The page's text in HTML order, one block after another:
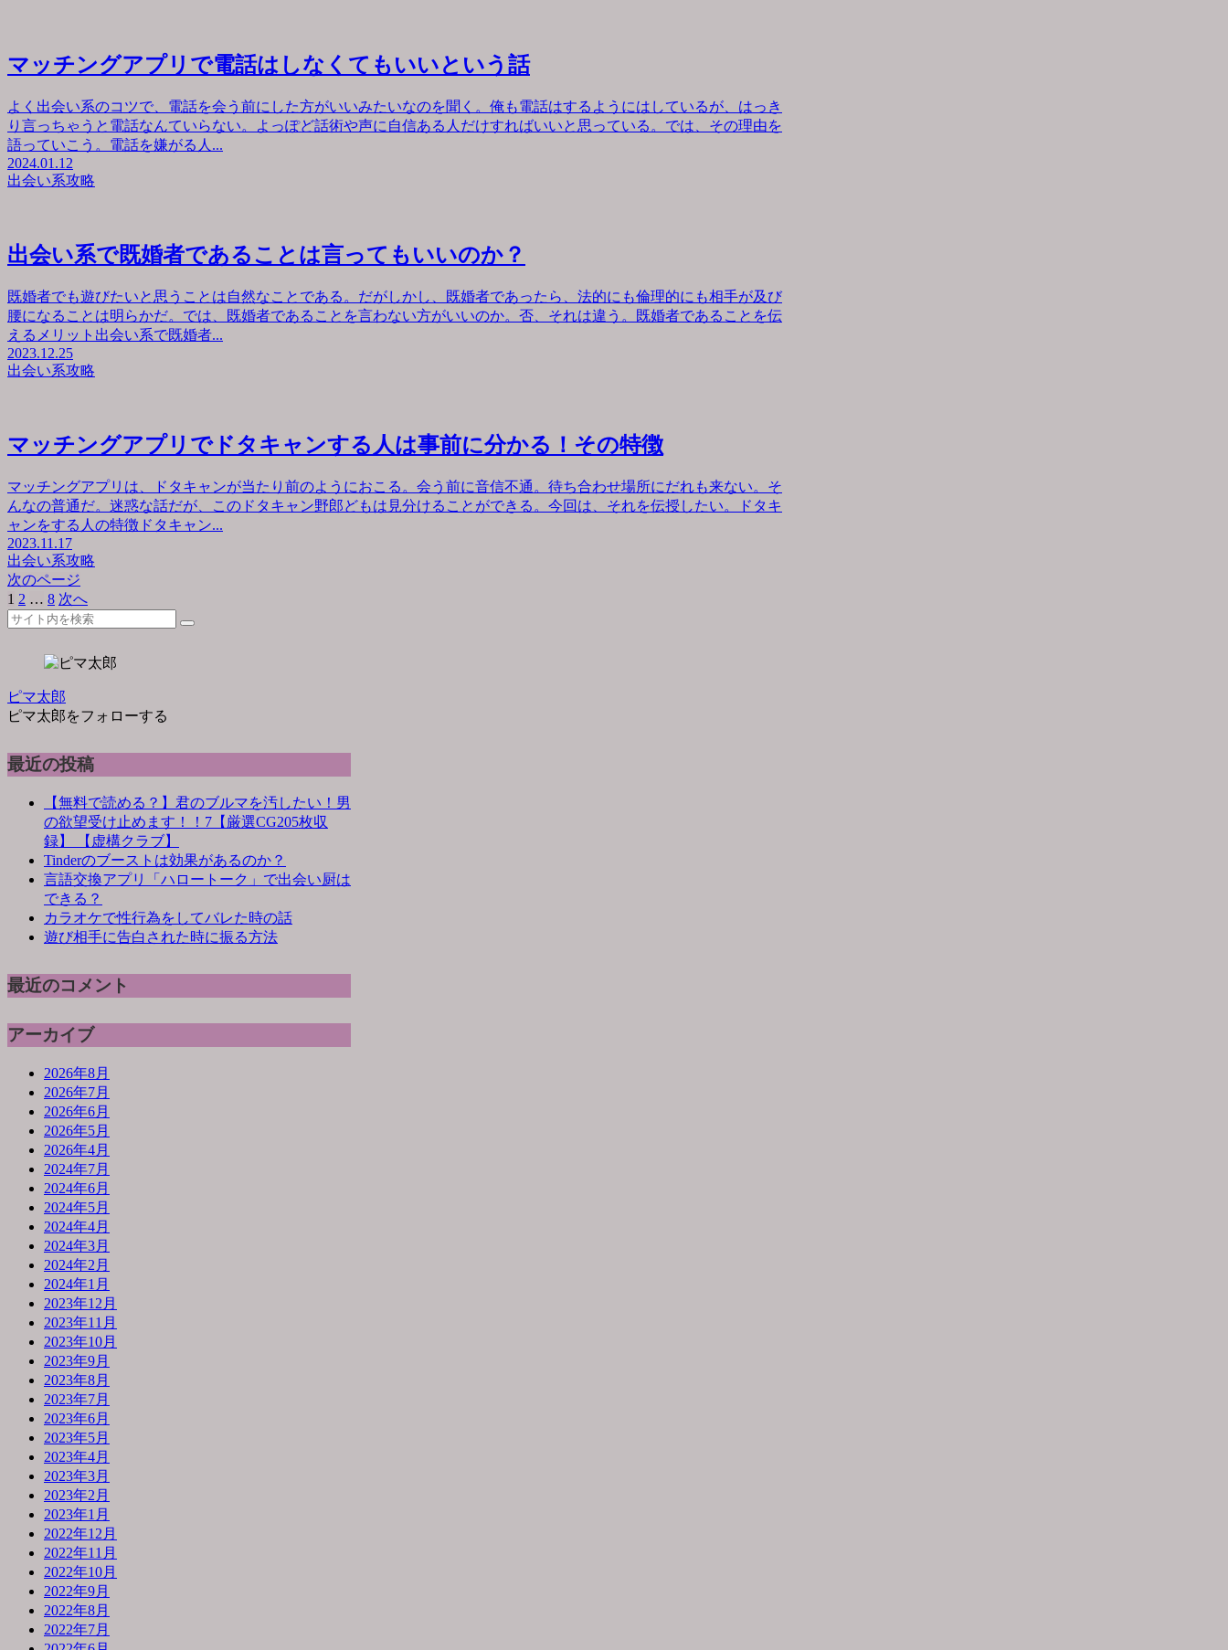
マッチングアプリで電話はしなくてもいいという話
よく出会い系のコツで、電話を会う前にした方がいいみたいなのを聞く。俺も電話はするようにはしているが、はっき
り言っちゃうと電話なんていらない。よっぽど話術や声に自信ある人だけすればいいと思っている。では、その理由を
語っていこう。電話を嫌がる人...
2024.01.12
出会い系攻略
出会い系で既婚者であることは言ってもいいのか？
既婚者でも遊びたいと思うことは自然なことである。だがしかし、既婚者であったら、法的にも倫理的にも相手が及び
腰になることは明らかだ。では、既婚者であることを言わない方がいいのか。否、それは違う。既婚者であることを伝
えるメリット出会い系で既婚者...
2023.12.25
出会い系攻略
マッチングアプリでドタキャンする人は事前に分かる！その特徴
マッチングアプリは、ドタキャンが当たり前のようにおこる。会う前に音信不通。待ち合わせ場所にだれも来ない。そ
んなの普通だ。迷惑な話だが、このドタキャン野郎どもは見分けることができる。今回は、それを伝授したい。ドタキ
ャンをする人の特徴ドタキャン...
2023.11.17
出会い系攻略
次のページ
1 2 … 8 次へ
ピマ太郎
ピマ太郎をフォローする
最近の投稿
【無料で読める？】君のブルマを汚したい！男
の欲望受け止めます！！7【厳選CG205枚収
録】 【虚構クラブ】
Tinderのブーストは効果があるのか？
言語交換アプリ「ハロートーク」で出会い厨は
できる？
カラオケで性行為をしてバレた時の話
遊び相手に告白された時に振る方法
最近のコメント
アーカイブ
2026年8月
2026年7月
2026年6月
2026年5月
2026年4月
2024年7月
2024年6月
2024年5月
2024年4月
2024年3月
2024年2月
2024年1月
2023年12月
2023年11月
2023年10月
2023年9月
2023年8月
2023年7月
2023年6月
2023年5月
2023年4月
2023年3月
2023年2月
2023年1月
2022年12月
2022年11月
2022年10月
2022年9月
2022年8月
2022年7月